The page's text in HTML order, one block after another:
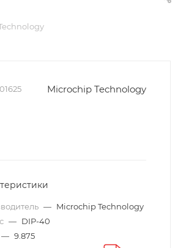
Microchip Technology
— Microchip Technology
— DIP-40
— 9.875